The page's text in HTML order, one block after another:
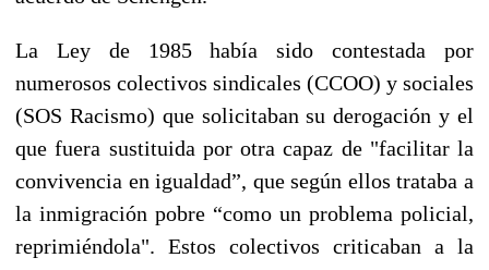
La Ley de 1985 había sido contestada por
numerosos colectivos sindicales (CCOO) y sociales
(SOS Racismo) que solicitaban su derogación y el
que fuera sustituida por otra capaz de "facilitar la
convivencia en igualdad”, que según ellos trataba a
la inmigración pobre “como un problema policial,
reprimiéndola". Estos colectivos criticaban a la